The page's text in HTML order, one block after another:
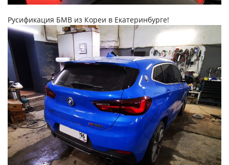
Русификация БМВ из Кореи в Екатеринбурге!